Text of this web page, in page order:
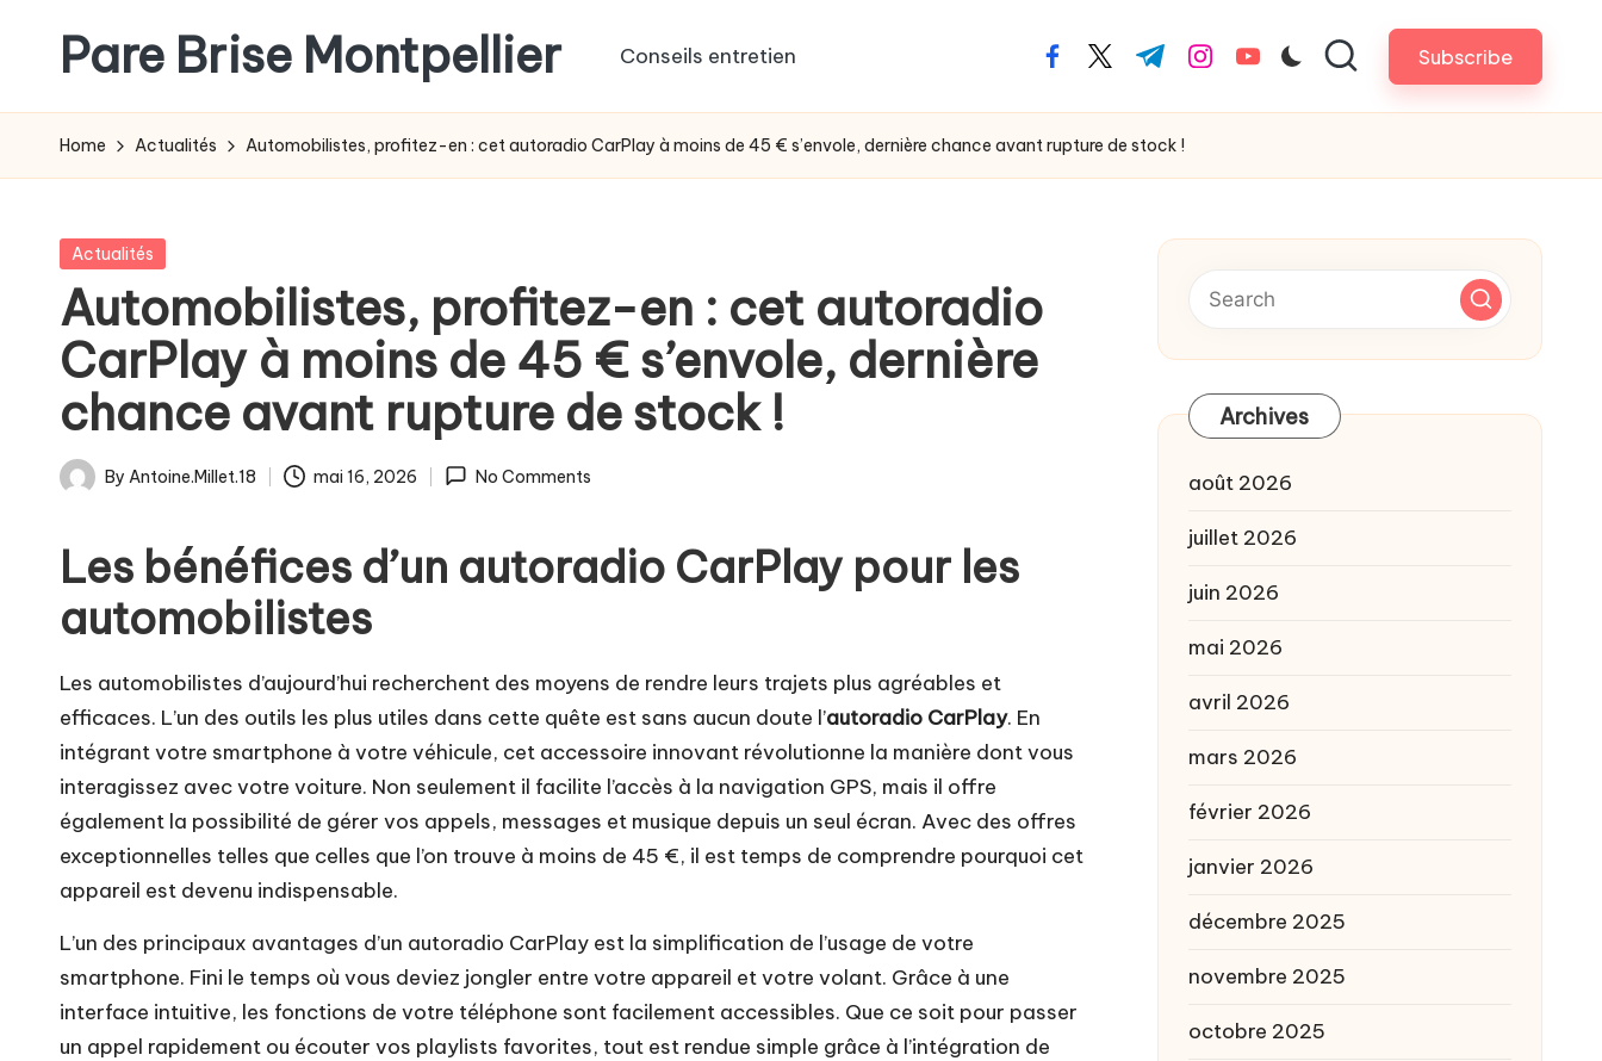
content
Pare Brise Montpellier Conseils entretien facebook.com
twitter.com
t.me instagram.com
youtube.com Subscribe
Home Actualités Automobilistes, profitez-en : cet autoradio CarPlay à moins de 45 € s’envole, dernière chance avant rupture de stock !
Posted
Actualités
Automobilistes, profitez-en : cet autoradio
CarPlay à moins de 45 € s’envole, dernière
chance avant rupture de stock !
Posted
By Antoine.Millet.18 mai 16, 2026 No Comments
Les bénéfices d’un autoradio CarPlay pour les
automobilistes
Les automobilistes d’aujourd’hui recherchent des moyens de rendre leurs trajets plus agréables et
efficaces. L’un des outils les plus utiles dans cette quête est sans aucun doute l’autoradio CarPlay. En
intégrant votre smartphone à votre véhicule, cet accessoire innovant révolutionne la manière dont vous
interagissez avec votre voiture. Non seulement il facilite l’accès à la navigation GPS, mais il offre
également la possibilité de gérer vos appels, messages et musique depuis un seul écran. Avec des offres
exceptionnelles telles que celles que l’on trouve à moins de 45 €, il est temps de comprendre pourquoi cet
appareil est devenu indispensable.
L’un des principaux avantages d’un autoradio CarPlay est la simplification de l’usage de votre
smartphone. Fini le temps où vous deviez jongler entre votre appareil et votre volant. Grâce à une
interface intuitive, les fonctions de votre téléphone sont facilement accessibles. Que ce soit pour passer
un appel rapidement ou écouter vos playlists favorites, tout est rendue simple grâce à l’intégration de
Archives
août 2026
juillet 2026
juin 2026
mai 2026
avril 2026
mars 2026
février 2026
janvier 2026
décembre 2025
novembre 2025
octobre 2025